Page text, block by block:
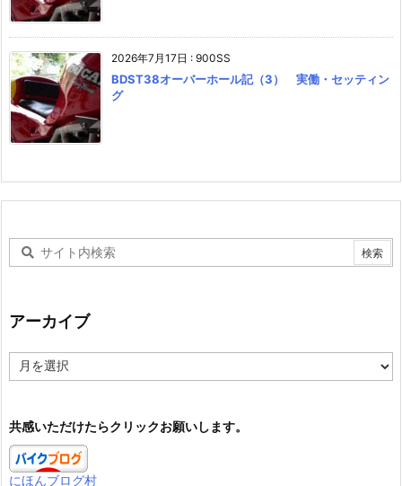
2026年7月17日 : 900SS
BDST38オーバーホール記（3） 実働・セッティン
グ
アーカイブ
ー
ブ
共感いただけたらクリックお願いします。
にほんブログ村